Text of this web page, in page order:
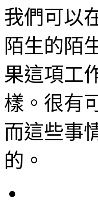
我們可以
陌生的陌
果這項工
樣。很有
而這些事
的。